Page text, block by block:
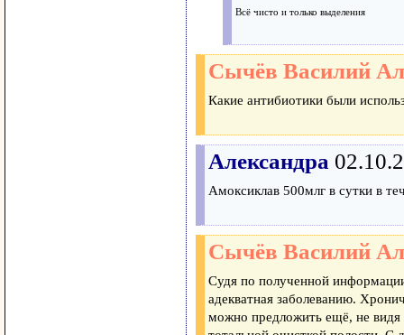
Всё чисто и только выделения
Сычёв Василий
Какие антибиотики были
Александра
Амоксиклав 500млг в сутки в
Сычёв Василий
Судя по полученной
адекватная заболеванию.
можно предложить ещё, не видя